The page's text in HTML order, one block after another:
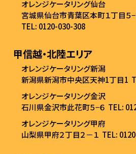
オレンジケータリング仙台
宮城県仙台市青葉区本町１丁目５−
TEL: 0120-030-308
甲信越・北陸エリア
オレンジケータリング新潟
新潟県新潟市中央区天神1丁目1
オレンジケータリング金沢
石川県金沢市此花町５−６ TEL:
オレンジケータリング甲府
山梨県甲府２丁目２－１ TEL: